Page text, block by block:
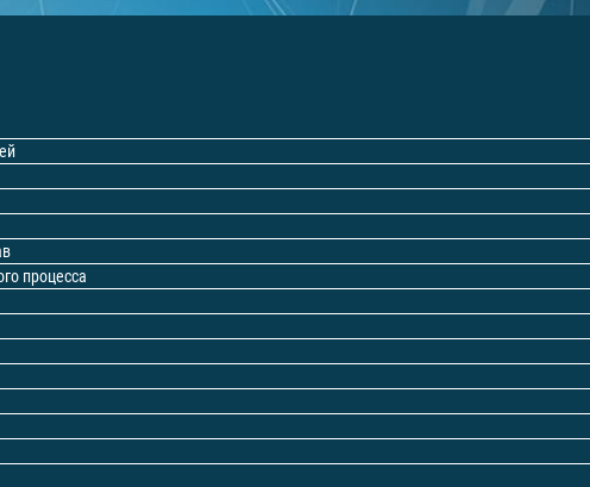
процесса